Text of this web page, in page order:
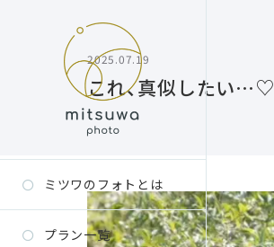
ミツワのフォトとは
プラン一覧
2025.07.19
これ、真似したい…♡